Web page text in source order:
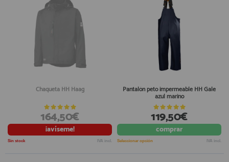
Chaqueta HH Haag
164,50€
¡avíseme!
Sin stock IVA incl.
Pantalón peto impermeable HH Gale
azul marino
119,50€
comprar
Seleccionar opción IVA incl.